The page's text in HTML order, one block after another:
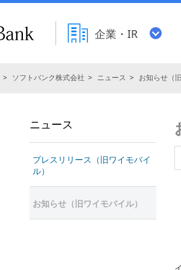
企業・IR
ソフトバンク株式会社 ニュース お知らせ（
ニュース
プレスリリース（旧ワイモバイ
ル）
お知らせ（旧ワイモバイル）